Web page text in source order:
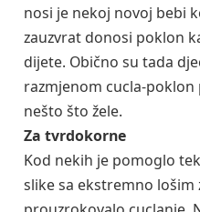
nosi je nekoj novoj bebi
zauzvrat donosi poklon
dijete. Obično su tada
razmjenom cucla-
nešto što žele.
Za tvrdokorne
Kod nekih je pomoglo
slike sa ekstremno lošim